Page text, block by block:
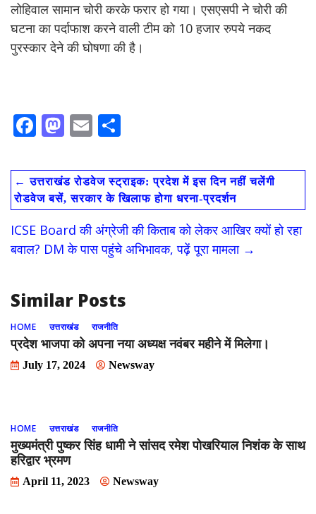
लोहिवाल सामान चोरी करके फरार हो गया। एसएसपी ने चोरी की
घटना का पर्दाफाश करने वाली टीम को 10 हजार रुपये नकद
पुरस्कार देने की घोषणा की है।
F
e
b
o
o
k
M
to
d
o
n
E
ai
l
ar
e
← उत्तराखंड रोडवेज स्ट्राइक: प्रदेश में इस दिन नहीं चलेंगी
रोडवेज बसें, सरकार के खिलाफ होगा धरना-प्रदर्शन
ICSE Board की अंग्रेजी की किताब को लेकर आखिर क्‍यों हो रहा
बवाल? DM के पास पहुंचे अभिभावक, पढ़ें पूरा मामला →
Similar Posts
HOME उत्तराखंड राजनीति
प्रदेश भाजपा को अपना नया अध्यक्ष नवंबर महीने में मिलेगा।
July 17, 2024 Newsway
HOME उत्तराखंड राजनीति
मुख्यमंत्री पुष्कर सिंह धामी ने सांसद रमेश पोखरियाल निशंक के साथ
हरिद्वार भ्रमण
April 11, 2023 Newsway